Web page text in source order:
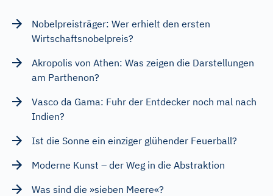
Nobelpreisträger: Wer erhielt den ersten
Wirtschaftsnobelpreis?
Akropolis von Athen: Was zeigen die Darstellungen
am Parthenon?
Vasco da Gama: Fuhr der Entdecker noch mal nach
Indien?
Ist die Sonne ein einziger glühender Feuerball?
Moderne Kunst – der Weg in die Abstraktion
Was sind die »sieben Meere«?